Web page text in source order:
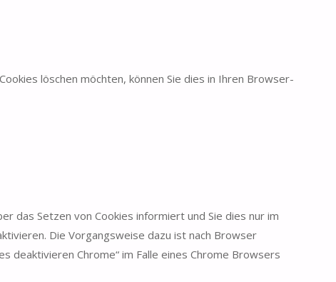
löschen möchten, können Sie dies in Ihren Browser-
das Setzen von Cookies informiert und Sie dies nur im
Die Vorgangsweise dazu ist nach Browser
deaktivieren Chrome“ im Falle eines Chrome Browsers